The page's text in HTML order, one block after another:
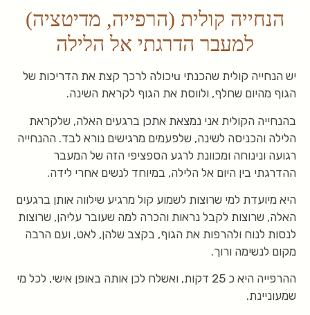
הנחייה קולית (הרפייה, מדיטציה)
למעבר הדרגתי אל הלילה
יש הנחייה קולית שהכנתי uיכולה לרכך קצת את הדריכות של
הגוף מהיום שחלף, ולווסת את הגוף לקראת השינה.
בהנחייה הקולית אני נמצאת אתכן ברגעים האלה, שלקראת
הלילה והכניסה לשינה, שלפעמים מרגישים נורא לבד. ההנחייה
רגועה ונינוחה ומכוונת לרגע הספציפי הזה של המעבר
ההדרגתי בין היום אל הלילה, במיוחד לנשים אחרי לידה.
היא מיועדת למי שרוצות לשמוע קול מרגיע שילווה אותן ברגעים
האלה, שרוצות לקבל נראות והכרה למה שעובר עליהן, שרוצות
לנסות לנוח ולהרפות את הגוף, בקצב שלהן, לאט, ועם הרבה
מקום לנשימה ורוך.
ההרפייה היא כ 25 דקות, ואשלח לכן אותה באופן אישי, לכל מי
שמעוניינת.